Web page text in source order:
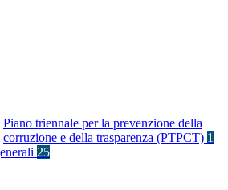
Piano triennale per la prevenzione della
corruzione e della trasparenza (PTPCT) 1
25